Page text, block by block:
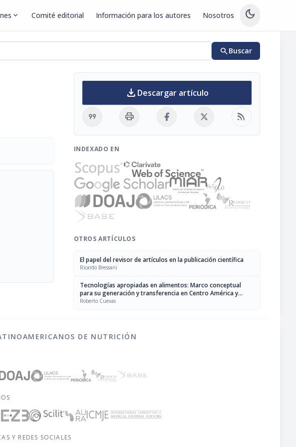
expand_more Comité editorial Información para los autores Nosotros dark_mode
searchBuscar
download Descargar artículo
format_quote print rss_feed
INDEXADO EN
OTROS ARTÍCULOS
El papel del revisor de artículos en la publicación científica
Ricardo Bressani
Tecnologías apropiadas en alimentos: Marco conceptual
para su generación y transferencia en Centro América y
Panamá
Roberto Cuevas
DE NUTRICIÓN
Y REDES SOCIALES